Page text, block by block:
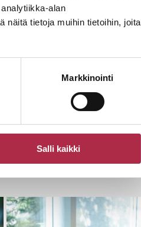
alan
näitä tietoja muihin tietoihin, joita
Markkinointi
Salli kaikki